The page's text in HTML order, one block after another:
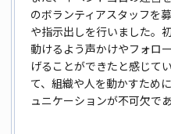
のボランティアスタッフを
や指示出しを行いました。
動けるよう声かけやフォロ
げることができたと感じて
て、組織や人を動かすため
ュニケーションが不可欠で